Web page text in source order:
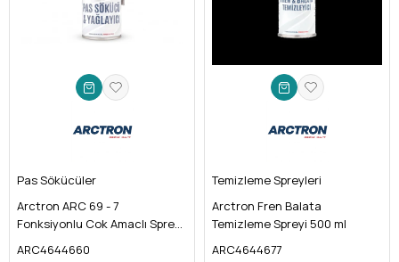
Pas Sökücüler
Arctron ARC 69 - 7
Fonksiyonlu Cok Amaclı Sprey
ARC4644660
Temizleme Spreyleri
Arctron Fren Balata
Temizleme Spreyi 500 ml
ARC4644677